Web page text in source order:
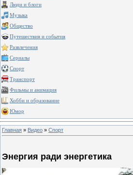
Люди и блоги
Музыка
Общество
Путешествия и события
Развлечения
Сериалы
Спорт
Транспорт
Фильмы и анимация
Хобби и образование
Юмор
Главная » Видео » Спорт
Энергия ради энергетика